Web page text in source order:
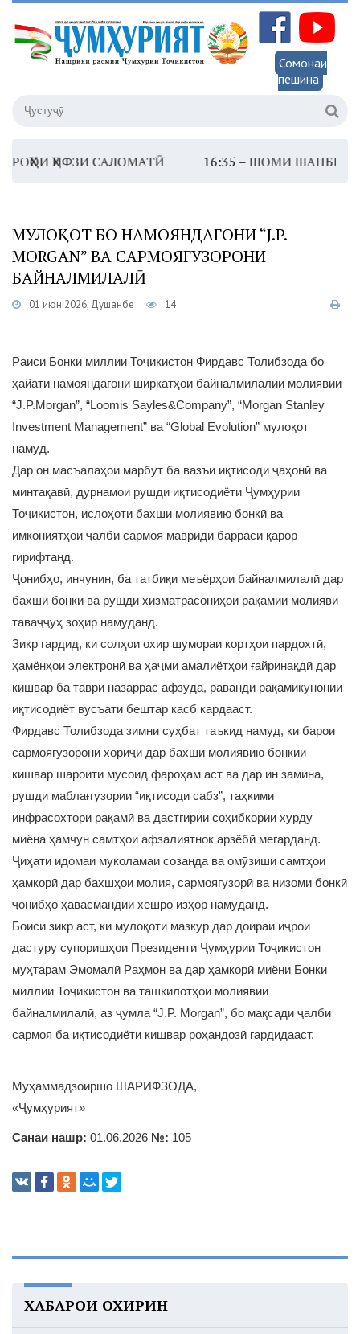
Сомонаи
пешина
ҲИФЗИ САЛОМАТӢ16:35 –ШОМИ ШАНБЕ
МУЛОҚОТ БО НАМОЯНДАГОНИ “J.P.
MORGAN” ВА САРМОЯГУЗОРОНИ
БАЙНАЛМИЛАЛӢ
01 июн 2026, Душанбе 14
Раиси Бонки миллии Тоҷикистон Фирдавс Толибзода бо
ҳайати намояндагони ширкатҳои байналмилалии молиявии
“J.P.Morgan”, “Loomis Sayles&Company”, “Morgan Stanley
Investment Management” ва “Global Evolution” мулоқот
намуд.
Дар он масъалаҳои марбут ба вазъи иқтисоди ҷаҳонӣ ва
минтақавӣ, дурнамои рушди иқтисодиёти Ҷумҳурии
Тоҷикистон, ислоҳоти бахши молиявию бонкӣ ва
имкониятҳои ҷалби сармоя мавриди баррасӣ қарор
гирифтанд.
Ҷонибҳо, инчунин, ба татбиқи меъёрҳои байналмилалӣ дар
бахши бонкӣ ва рушди хизматрасониҳои рақамии молиявӣ
таваҷҷуҳ зоҳир намуданд.
Зикр гардид, ки солҳои охир шумораи кортҳои пардохтӣ,
ҳамёнҳои электронӣ ва ҳаҷми амалиётҳои ғайринақдӣ дар
кишвар ба таври назаррас афзуда, раванди рақамикунонии
иқтисодиёт вусъати бештар касб кардааст.
Фирдавс Толибзода зимни суҳбат таъкид намуд, ки барои
сармоягузорони хориҷӣ дар бахши молиявию бонкии
кишвар шароити мусоид фароҳам аст ва дар ин замина,
рушди маблағгузории “иқтисоди сабз”, таҳкими
инфрасохтори рақамӣ ва дастгирии соҳибкории хурду
миёна ҳамчун самтҳои афзалиятнок арзёбӣ мегарданд.
Ҷиҳати идомаи муколамаи созанда ва омӯзиши самтҳои
ҳамкорӣ дар бахшҳои молия, сармоягузорӣ ва низоми бонкӣ
ҷонибҳо ҳавасмандии хешро изҳор намуданд.
Боиси зикр аст, ки мулоқоти мазкур дар доираи иҷрои
дастуру супоришҳои Президенти Ҷумҳурии Тоҷикистон
муҳтарам Эмомалӣ Раҳмон ва дар ҳамкорӣ миёни Бонки
миллии Тоҷикистон ва ташкилотҳои молиявии
байналмилалӣ, аз ҷумла “J.P. Morgan”, бо мақсади ҷалби
сармоя ба иқтисодиёти кишвар роҳандозӣ гардидааст.
Муҳаммадзоиршо ШАРИФЗОДА,
«Ҷумҳурият»
Санаи нашр: 01.06.2026 №: 105
ХАБАРҲОИ ОХИРИН